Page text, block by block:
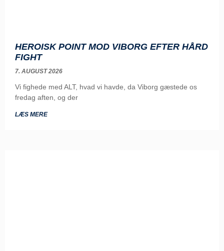
HEROISK POINT MOD VIBORG EFTER HÅRD
FIGHT
7. AUGUST 2026
Vi fighede med ALT, hvad vi havde, da Viborg gæstede os
fredag aften, og der
LÆS MERE